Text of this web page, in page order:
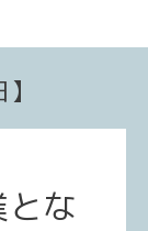
な